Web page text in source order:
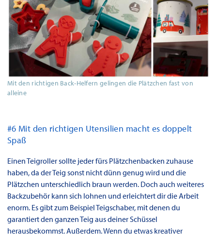
Mit den richtigen Back-Helfern gelingen die Plätzchen fast von
alleine
#6 Mit den richtigen Utensilien macht es doppelt
Spaß
Einen Teigroller sollte jeder fürs Plätzchenbacken zuhause
haben, da der Teig sonst nicht dünn genug wird und die
Plätzchen unterschiedlich braun werden. Doch auch weiteres
Backzubehör kann sich lohnen und erleichtert dir die Arbeit
enorm. Es gibt zum Beispiel Teigschaber, mit denen du
garantiert den ganzen Teig aus deiner Schüssel
herausbekommst. Außerdem. Wenn du etwas kreativer